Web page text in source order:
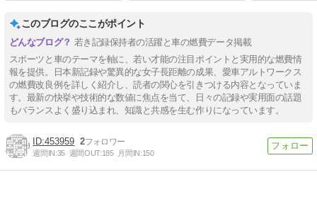
このブログのここがポイント
若き記録保持者の活躍と車の燃費データ掲載
スポーツと車のテーマを軸に、若い才能の注目ポイントと実用的な燃費情
報を提供。日本新記録や驚異的な女子長距離の成果、愛車アルトワークス
の燃費改良例を詳しく紹介し、読者の関心を引きつける内容となっていま
す。最新の快挙や技術的な数値に焦点を当て、日々の記録や実用面の話題
もバランスよく盛り込まれ、知識と共感を生む作りになっています。
453959 2
週間IN:35 週間OUT:185 月間IN:150